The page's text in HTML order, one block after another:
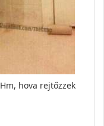
hova rejtőzzek